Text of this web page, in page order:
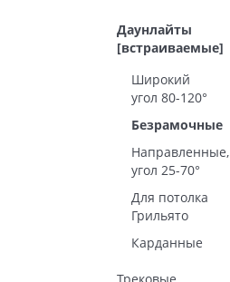
Даунлайты
[встраиваемые]
Широкий
угол 80-120°
Безрамочные
Направленные,
угол 25-70°
Для потолка
Грильято
Карданные